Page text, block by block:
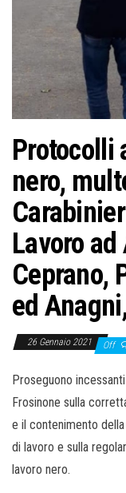
Protocolli
nero,
Lavoro
Ceprano,
ed Anagni,
26 Gennaio 2021 Off
Proseguono
Frosinone sulla
e il contenimento
di lavoro e sulla
lavoro nero.